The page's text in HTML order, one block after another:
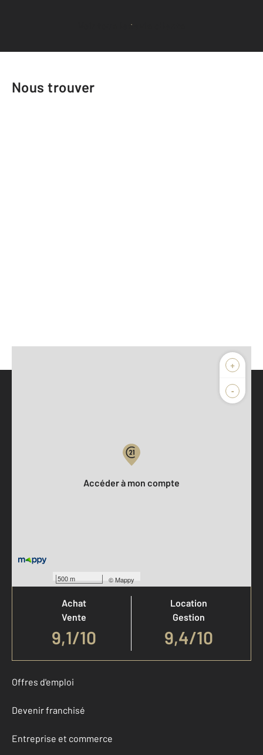
Voir tous les avis clients
Nous trouver
+
-
500 m ©Mappy
Accéder à mon compte
Votre agence est notée
Achat
Vente
9,1/10
Location
Gestion
9,4/10
Offres d'emploi
Devenir franchisé
Entreprise et commerce